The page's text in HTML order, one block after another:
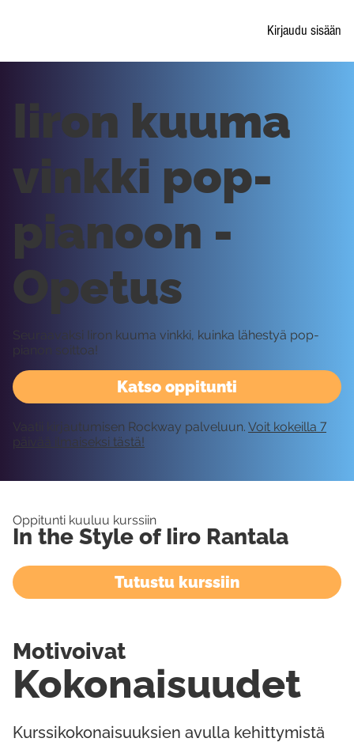
Kirjaudu sisään
Katso oppitunti
Iiron kuuma
vinkki pop-
pianoon -
Opetus
Seuraavaksi Iiron kuuma vinkki, kuinka lähestyä pop-
pianon soittoa!
Vaatii kirjautumisen Rockway palveluun. Voit kokeilla 7
päivää ilmaiseksi tästä!
Oppitunti kuuluu kurssiin
In the Style of Iiro Rantala
Tutustu kurssiin
Kurssikokonaisuuksien avulla kehittymistä
Kokonaisuudet
Motivoivat